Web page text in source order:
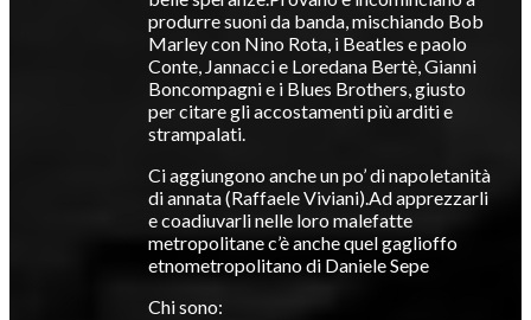
produrre suoni da banda, mischiando Bob
Marley con Nino Rota, i Beatles e paolo
Conte, Jannacci e Loredana Bertè, Gianni
Boncompagni e i Blues Brothers, giusto
per citare gli accostamenti più arditi e
strampalati.
Ci aggiungono anche un po’ di napoletanità
di annata (Raffaele Viviani).Ad apprezzarli
e coadiuvarli nelle loro malefatte
metropolitane c’è anche quel gaglioffo
etnometropolitano di Daniele Sepe
Chi sono: